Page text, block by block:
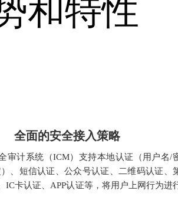
和特性
全面的安全接入策略
审计系统（ICM）支持本地认证（用户名/
、短信认证、公众号认证、二维码认证、
IC卡认证、APP认证等，将用户上网行为进